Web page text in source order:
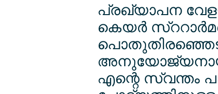
പ്രഖ്യാപന
കെയര്‍
എന്റെ സ്വന്തം